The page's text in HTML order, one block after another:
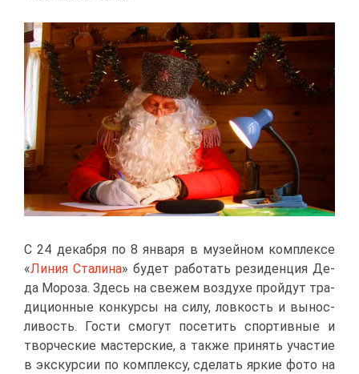
С 24 де­каб­ря по 8 ян­ва­ря в му­зей­ном ком­плек­се
«Ли­ния Ста­ли­на» бу­дет ра­бо­тать ре­зи­ден­ция Де­
да Мо­ро­за. Здесь на све­жем воз­ду­хе прой­дут тра­
ди­ци­он­ные кон­кур­сы на си­лу, лов­кость и вы­нос­
ли­вость. Го­сти смо­гут по­се­тить спор­тив­ные и
твор­че­ские ма­стер­ские, а та­к­же при­нять уча­стие
в экс­кур­сии по ком­плек­су, сде­лать яр­кие фо­то на